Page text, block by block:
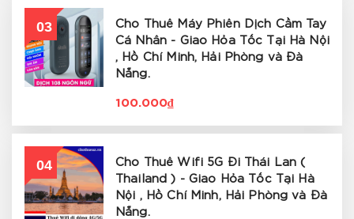
03
Cho Thuê Máy Phiên Dịch Cầm Tay
Cá Nhân - Giao Hỏa Tốc Tại Hà Nội
, Hồ Chí Minh, Hải Phòng và Đà
Nẵng.
100.000₫
04
Cho Thuê Wifi 5G Đi Thái Lan (
Thailand ) - Giao Hỏa Tốc Tại Hà
Nội , Hồ Chí Minh, Hải Phòng và Đà
Nẵng.